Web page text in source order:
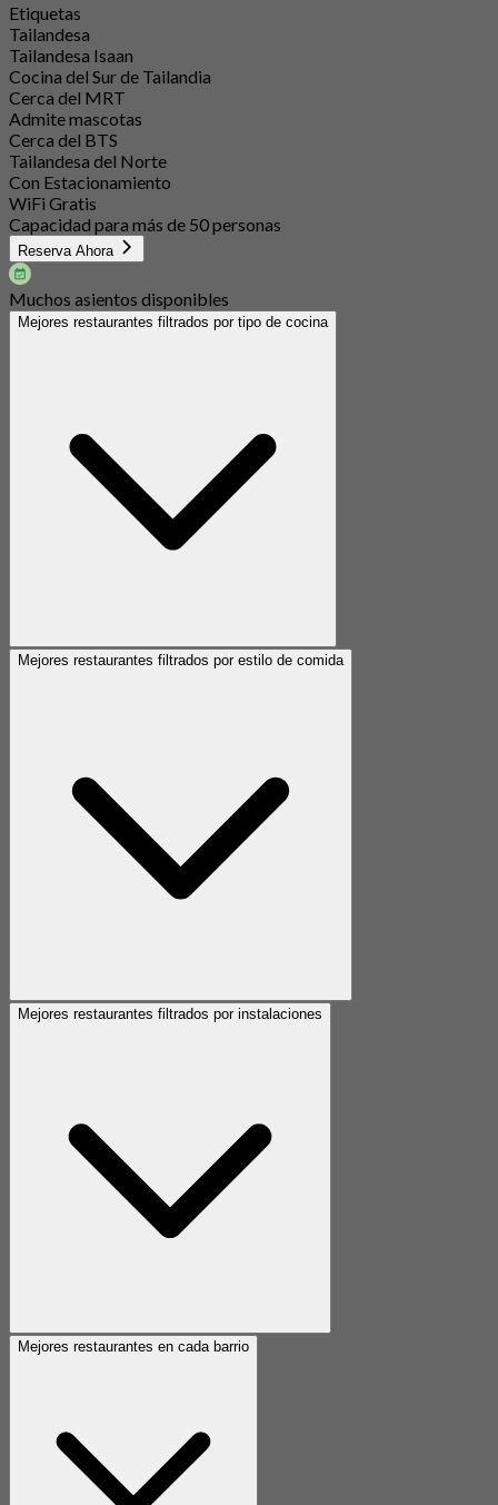
Etiquetas
Tailandesa
Tailandesa Isaan
Cocina del Sur de Tailandia
Cerca del MRT
Admite mascotas
Cerca del BTS
Tailandesa del Norte
Con Estacionamiento
WiFi Gratis
Capacidad para más de 50 personas
Reserva Ahora
Muchos asientos disponibles
Mejores restaurantes filtrados por tipo de cocina
Mejores restaurantes filtrados por estilo de comida
Mejores restaurantes filtrados por instalaciones
Mejores restaurantes en cada barrio